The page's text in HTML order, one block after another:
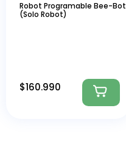
Robot Programable Bee-Bot
(Solo Robot)
$160.990